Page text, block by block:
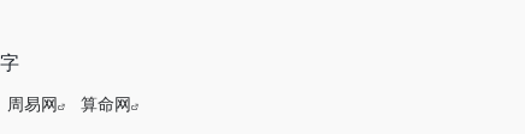
周易网 算命网